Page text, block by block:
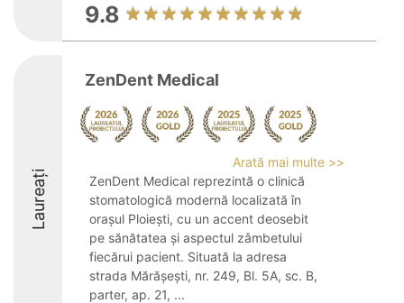
9.8
Laureați
ZenDent Medical
Arată mai multe >>
ZenDent Medical reprezintă o clinică
stomatologică modernă localizată în
orașul Ploiești, cu un accent deosebit
pe sănătatea și aspectul zâmbetului
fiecărui pacient. Situată la adresa
strada Mărășești, nr. 249, Bl. 5A, sc. B,
parter, ap. 21, ...